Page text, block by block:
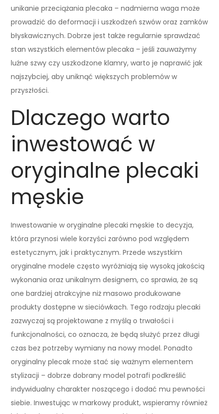
unikanie przeciążania plecaka – nadmierna waga może
prowadzić do deformacji i uszkodzeń szwów oraz zamków
błyskawicznych. Dobrze jest także regularnie sprawdzać
stan wszystkich elementów plecaka – jeśli zauważymy
luźne szwy czy uszkodzone klamry, warto je naprawić jak
najszybciej, aby uniknąć większych problemów w
przyszłości.
Dlaczego warto
inwestować w
oryginalne plecaki
męskie
Inwestowanie w oryginalne plecaki męskie to decyzja,
która przynosi wiele korzyści zarówno pod względem
estetycznym, jak i praktycznym. Przede wszystkim
oryginalne modele często wyróżniają się wysoką jakością
wykonania oraz unikalnym designem, co sprawia, że są
one bardziej atrakcyjne niż masowo produkowane
produkty dostępne w sieciówkach. Tego rodzaju plecaki
zazwyczaj są projektowane z myślą o trwałości i
funkcjonalności, co oznacza, że będą służyć przez długi
czas bez potrzeby wymiany na nowy model. Ponadto
oryginalny plecak może stać się ważnym elementem
stylizacji – dobrze dobrany model potrafi podkreślić
indywidualny charakter noszącego i dodać mu pewności
siebie. Inwestując w markowy produkt, wspieramy również